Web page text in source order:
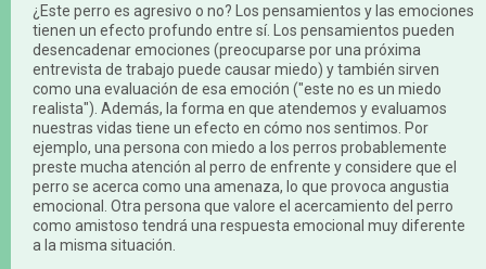
¿Este perro es agresivo o no? Los pensamientos y las emociones
tienen un efecto profundo entre sí. Los pensamientos pueden
desencadenar emociones (preocuparse por una próxima
entrevista de trabajo puede causar miedo) y también sirven
como una evaluación de esa emoción ("este no es un miedo
realista"). Además, la forma en que atendemos y evaluamos
nuestras vidas tiene un efecto en cómo nos sentimos. Por
ejemplo, una persona con miedo a los perros probablemente
preste mucha atención al perro de enfrente y considere que el
perro se acerca como una amenaza, lo que provoca angustia
emocional. Otra persona que valore el acercamiento del perro
como amistoso tendrá una respuesta emocional muy diferente
a la misma situación.